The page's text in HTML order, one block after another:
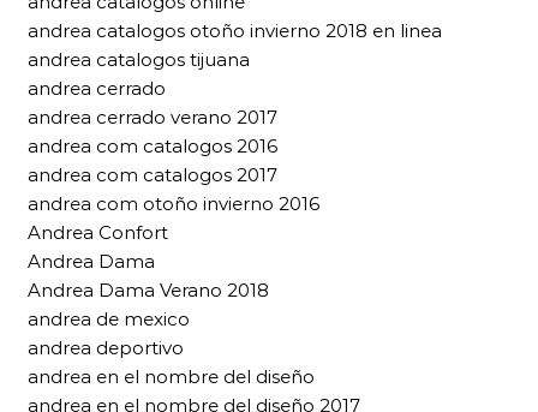
andrea catalogos otoño invierno 2018 en linea
andrea catalogos tijuana
andrea cerrado
andrea cerrado verano 2017
andrea com catalogos 2016
andrea com catalogos 2017
andrea com otoño invierno 2016
Andrea Confort
Andrea Dama
Andrea Dama Verano 2018
andrea de mexico
andrea deportivo
andrea en el nombre del diseño
andrea en el nombre del diseño 2017